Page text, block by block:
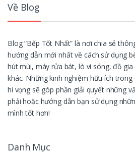
Về Blog
Blog “Bếp Tốt Nhất” là nơi chia sẻ
hướng dẫn mới nhất về cách sử dụng
hút mùi, máy rửa bát, lò vi sóng, đồ
khác. Những kinh nghiệm hữu ích
hi vọng sẽ góp phần giải quyết những
phải hoặc hướng dẫn bạn sử dụng
mình tốt hơn!
Danh Mục